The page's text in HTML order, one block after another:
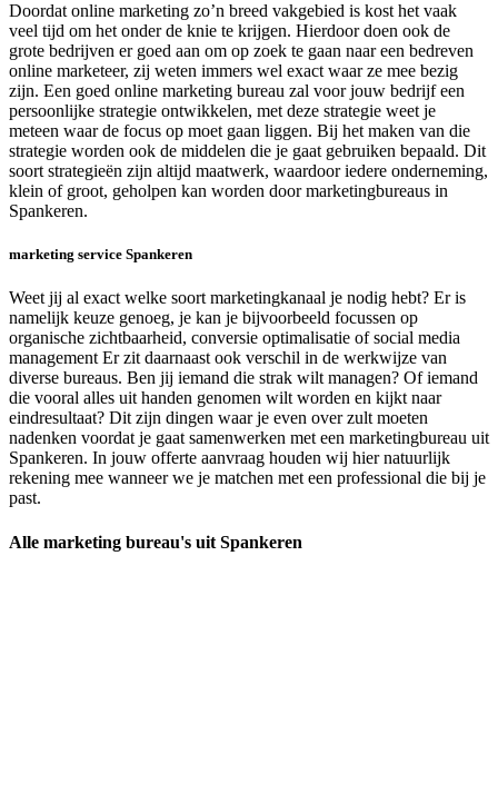
Doordat online marketing zo’n breed vakgebied is kost het vaak
veel tijd om het onder de knie te krijgen. Hierdoor doen ook de
grote bedrijven er goed aan om op zoek te gaan naar een bedreven
online marketeer, zij weten immers wel exact waar ze mee bezig
zijn. Een goed online marketing bureau zal voor jouw bedrijf een
persoonlijke strategie ontwikkelen, met deze strategie weet je
meteen waar de focus op moet gaan liggen. Bij het maken van die
strategie worden ook de middelen die je gaat gebruiken bepaald. Dit
soort strategieën zijn altijd maatwerk, waardoor iedere onderneming,
klein of groot, geholpen kan worden door marketingbureaus in
Spankeren.
marketing service Spankeren
Weet jij al exact welke soort marketingkanaal je nodig hebt? Er is
namelijk keuze genoeg, je kan je bijvoorbeeld focussen op
organische zichtbaarheid, conversie optimalisatie of social media
management Er zit daarnaast ook verschil in de werkwijze van
diverse bureaus. Ben jij iemand die strak wilt managen? Of iemand
die vooral alles uit handen genomen wilt worden en kijkt naar
eindresultaat? Dit zijn dingen waar je even over zult moeten
nadenken voordat je gaat samenwerken met een marketingbureau uit
Spankeren. In jouw offerte aanvraag houden wij hier natuurlijk
rekening mee wanneer we je matchen met een professional die bij je
past.
Alle marketing bureau's uit Spankeren